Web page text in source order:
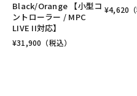
Black/Orange 【小型コ
ントローラー / MPC
LIVE II対応】
¥31,900 （税込）
¥4,620